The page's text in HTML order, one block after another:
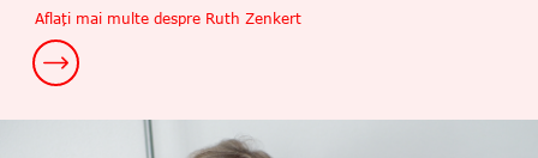
Aflați mai multe despre Ruth Zenkert